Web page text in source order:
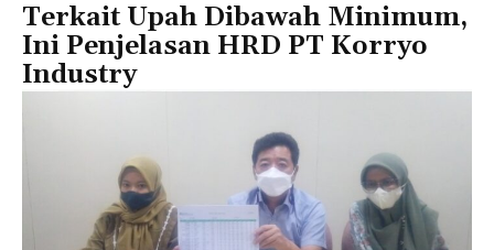
Terkait Upah Dibawah Minimum,
Ini Penjelasan HRD PT Korryo
Industry